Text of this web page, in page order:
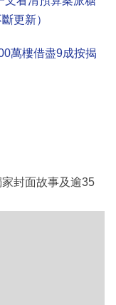
更新）
萬樓借盡9成按揭
封面故事及逾35